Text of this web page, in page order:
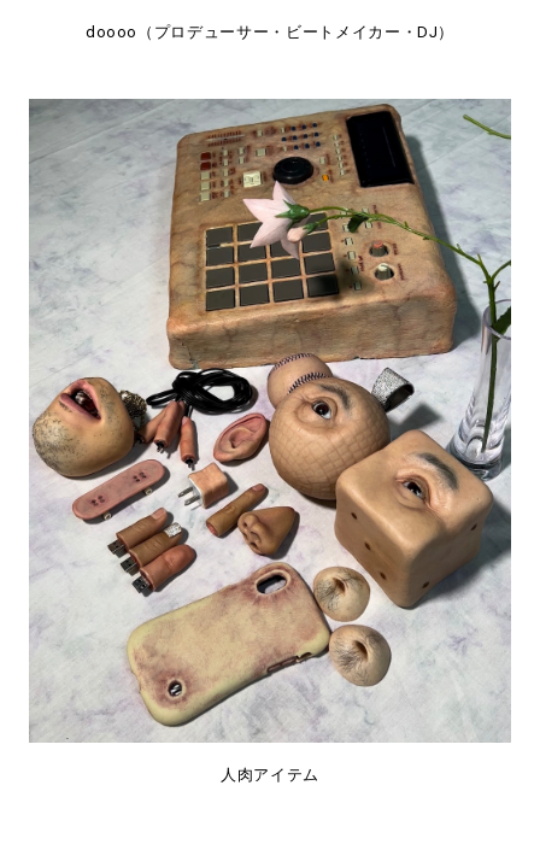
doooo（プロデューサー・ビートメイカー・DJ）
人肉アイテム